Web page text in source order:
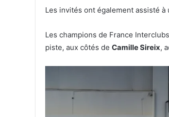
Les invités ont également assisté
Les champions de France
piste, aux côtés de Camille Sireix,